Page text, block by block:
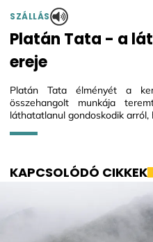
SZÁLLÁS
Platán Tata - a
ereje
Platán Tata élményét a
összehangolt munkája
láthatatlanul gondoskodik
KAPCSOLÓDÓ CIKKEK